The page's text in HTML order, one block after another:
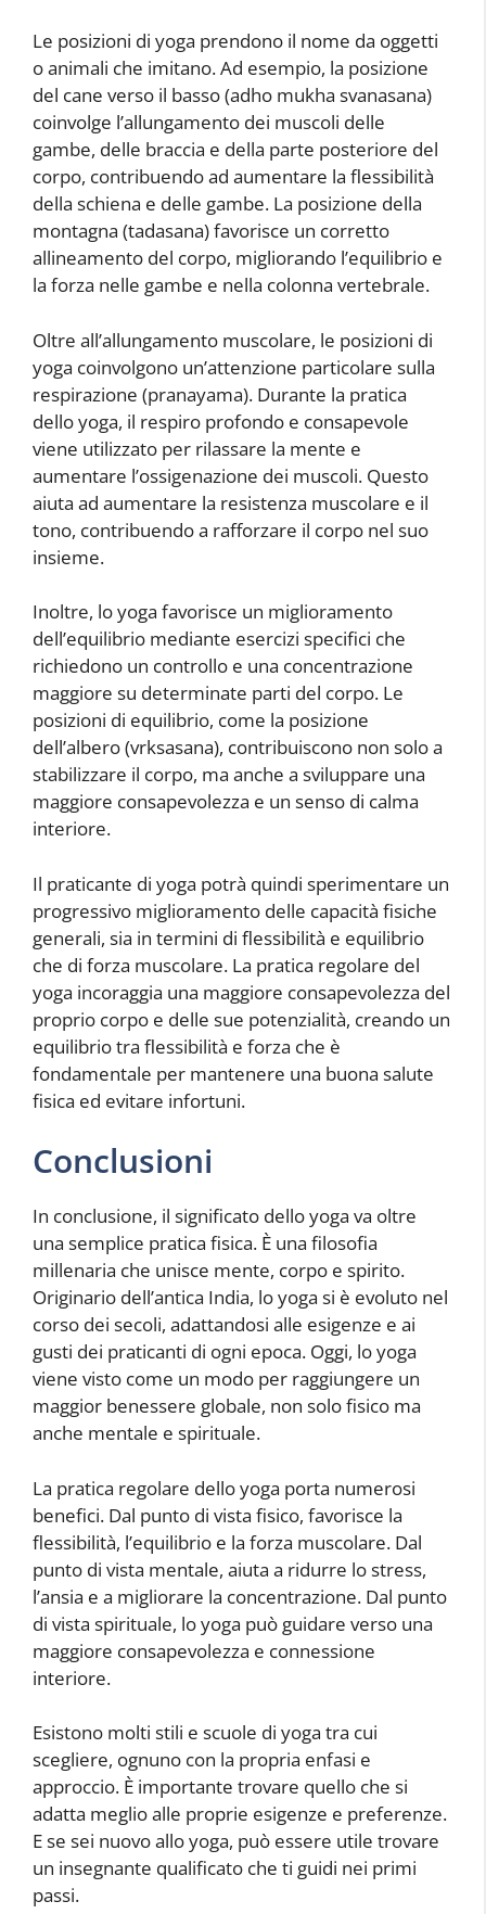
Le posizioni di yoga prendono il nome da oggetti
o animali che imitano. Ad esempio, la posizione
del cane verso il basso (adho mukha svanasana)
coinvolge l’allungamento dei muscoli delle
gambe, delle braccia e della parte posteriore del
corpo, contribuendo ad aumentare la flessibilità
della schiena e delle gambe. La posizione della
montagna (tadasana) favorisce un corretto
allineamento del corpo, migliorando l’equilibrio e
la forza nelle gambe e nella colonna vertebrale.
Oltre all’allungamento muscolare, le posizioni di
yoga coinvolgono un’attenzione particolare sulla
respirazione (pranayama). Durante la pratica
dello yoga, il respiro profondo e consapevole
viene utilizzato per rilassare la mente e
aumentare l’ossigenazione dei muscoli. Questo
aiuta ad aumentare la resistenza muscolare e il
tono, contribuendo a rafforzare il corpo nel suo
insieme.
Inoltre, lo yoga favorisce un miglioramento
dell’equilibrio mediante esercizi specifici che
richiedono un controllo e una concentrazione
maggiore su determinate parti del corpo. Le
posizioni di equilibrio, come la posizione
dell’albero (vrksasana), contribuiscono non solo a
stabilizzare il corpo, ma anche a sviluppare una
maggiore consapevolezza e un senso di calma
interiore.
Il praticante di yoga potrà quindi sperimentare un
progressivo miglioramento delle capacità fisiche
generali, sia in termini di flessibilità e equilibrio
che di forza muscolare. La pratica regolare del
yoga incoraggia una maggiore consapevolezza del
proprio corpo e delle sue potenzialità, creando un
equilibrio tra flessibilità e forza che è
fondamentale per mantenere una buona salute
fisica ed evitare infortuni.
Conclusioni
In conclusione, il significato dello yoga va oltre
una semplice pratica fisica. È una filosofia
millenaria che unisce mente, corpo e spirito.
Originario dell’antica India, lo yoga si è evoluto nel
corso dei secoli, adattandosi alle esigenze e ai
gusti dei praticanti di ogni epoca. Oggi, lo yoga
viene visto come un modo per raggiungere un
maggior benessere globale, non solo fisico ma
anche mentale e spirituale.
La pratica regolare dello yoga porta numerosi
benefici. Dal punto di vista fisico, favorisce la
flessibilità, l’equilibrio e la forza muscolare. Dal
punto di vista mentale, aiuta a ridurre lo stress,
l’ansia e a migliorare la concentrazione. Dal punto
di vista spirituale, lo yoga può guidare verso una
maggiore consapevolezza e connessione
interiore.
Esistono molti stili e scuole di yoga tra cui
scegliere, ognuno con la propria enfasi e
approccio. È importante trovare quello che si
adatta meglio alle proprie esigenze e preferenze.
E se sei nuovo allo yoga, può essere utile trovare
un insegnante qualificato che ti guidi nei primi
passi.